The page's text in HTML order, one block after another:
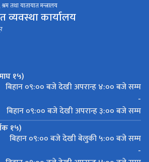
श्रम तथा यातायात मन्त्रालय
व्यवस्था कार्यालय
१५)
बिहान ०९:०० बजे देखी अपरान्ह ४:०० बजे सम्म
-
बिहान ०९:०० बजे देखी अपरान्ह ३:०० बजे सम्म
१५)
बिहान ०९:०० बजे देखी बेलुकी ५:०० बजे सम्म
-